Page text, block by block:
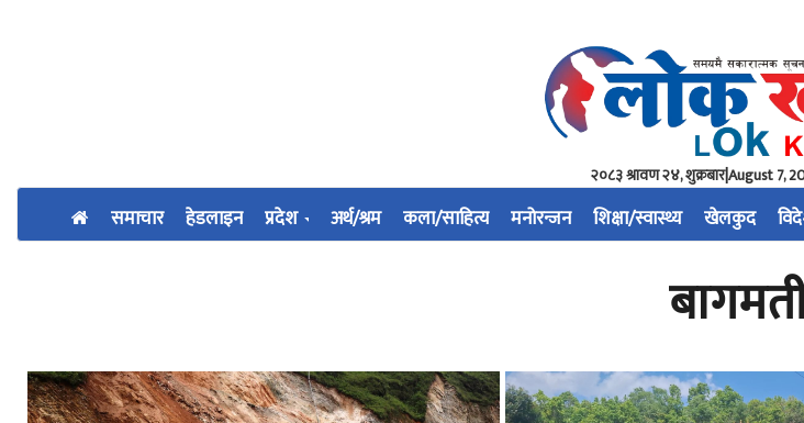
२०८३ श्रावण २४, शुक्रबार|August 7,
समाचार हेडलाइन प्रदेश अर्थ/श्रम कला/साहित्य मनोरन्जन शिक्षा/स्वास्थ्य खेलकुद